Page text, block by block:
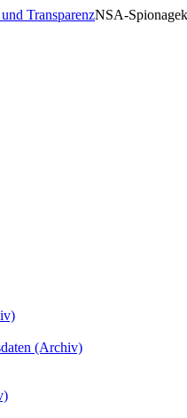
TransparenzNSA-
(Archiv)